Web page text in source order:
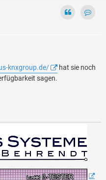
knxgroup.de/
hat sie noch
sagen.